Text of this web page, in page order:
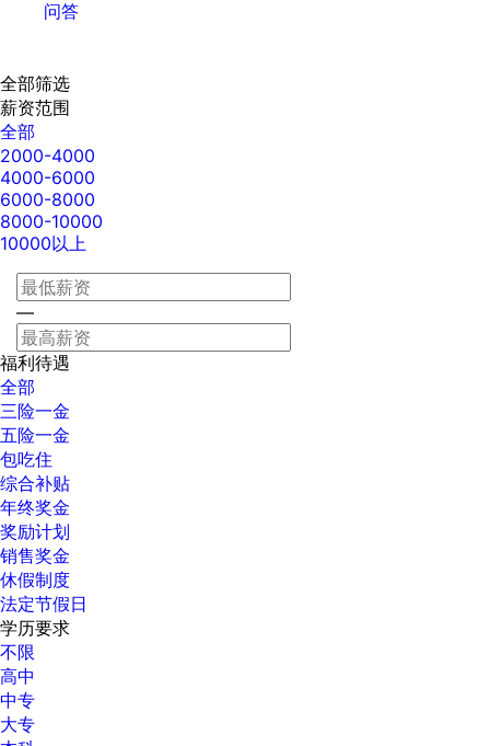
问答
全部筛选
薪资范围
全部
2000-4000
4000-6000
6000-8000
8000-10000
10000以上
—
福利待遇
全部
三险一金
五险一金
包吃住
综合补贴
年终奖金
奖励计划
销售奖金
休假制度
法定节假日
学历要求
不限
高中
中专
大专